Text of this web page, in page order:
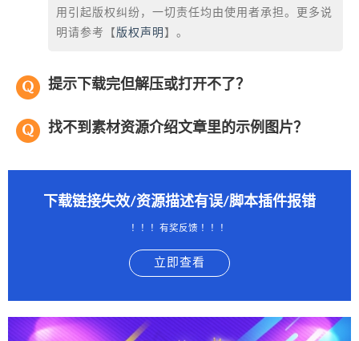
用引起版权纠纷，一切责任均由使用者承担。更多说
明请参考【 版权声明 】。
提示下载完但解压或打开不了？
找不到素材资源介绍文章里的示例图片？
下载链接失效/资源描述有误/脚本插件报错
！！！有奖反馈 ！！！
立即查看